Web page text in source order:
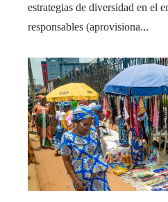
estrategias de diversidad en el
responsables (aprovisiona...